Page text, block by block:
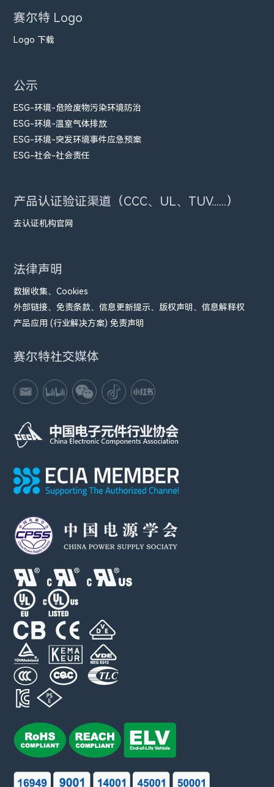
赛尔特 Logo
Logo 下载
公示
ESG-环境-危险废物污染环境防治
ESG-环境-温室气体排放
ESG-环境-突发环境事件应急预案
ESG-社会-社会责任
产品认证验证渠道（CCC、UL、TUV......）
去认证机构官网
法律声明
数据收集、Cookies
外部链接、免责条款、信息更新提示、版权声明、信息解释权
产品应用 (行业解决方案) 免责声明
赛尔特社交媒体